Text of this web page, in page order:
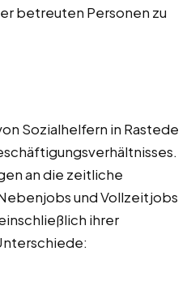
betreuten Personen zu
Sozialhelfern in Rastede
an die zeitliche
und Vollzeitjobs
ihrer